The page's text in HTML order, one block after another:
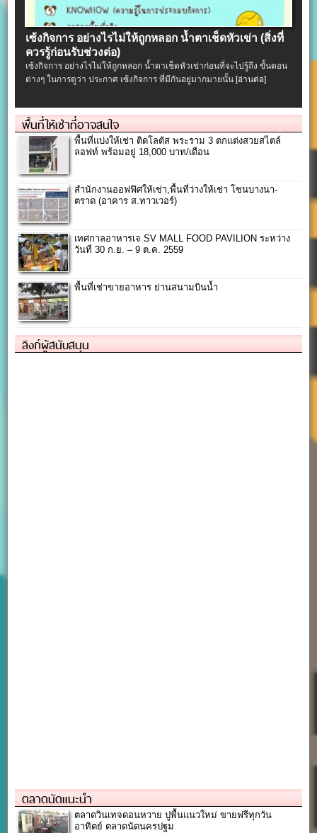
เซ้งกิจการ อย่างไรไม่ให้ถูกหลอก น้ำตาเช็ดหัวเข่า (สิ่งที่
ควรรู้ก่อนรับช่วงต่อ)
เซ้งกิจการ อย่างไรไม่ให้ถูกหลอก น้ำตาเช็ดหัวเข่าก่อนที่จะไปรู้ถึง ขั้นตอน
ต่างๆ ในการดูว่า ประกาศ เซ้งกิจการ ที่มีกันอยู่มากมายนั้น [อ่านต่อ]
พื้นที่ให้เช่าที่อาจสนใจ
พื้นที่แบ่งให้เช่า ติดโลตัส พระราม 3 ตกแต่งสวยสไตล์
ลอฟท์ พร้อมอยู่ 18,000 บาท/เดือน
สำนักงานออฟฟิศให้เช่า,พื้นที่ว่างให้เช่า โซนบางนา-
ตราด (อาคาร ส.ทาวเวอร์)
เทศกาลอาหารเจ SV MALL FOOD PAVILION ระหว่าง
วันที่ 30 ก.ย. – 9 ต.ค. 2559
พื้นที่เช่าขายอาหาร ย่านสนามบินน้ำ
ลิงก์ผู้สนับสนุน
ตลาดนัดแนะนำ
ตลาดวินเทจดอนหวาย ปูพื้นแนวใหม่ ขายฟรีทุกวัน
อาทิตย์ ตลาดนัดนครปฐม